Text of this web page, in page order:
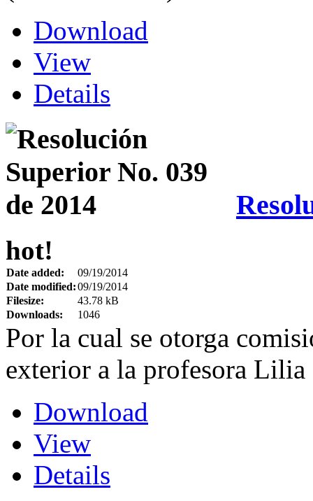
Download
View
Details
hot!
Date added:
09/19/2014
Date modified:09/19/2014
Filesize:
43.78 kB
Downloads:
1046
Por la cual se otorga
exterior a la profesora
Download
View
Details